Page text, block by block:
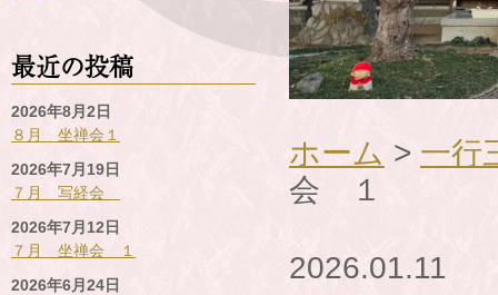
最近の投稿
８月 坐禅会１
2026年8月2日
７月 写経会
2026年7月19日
７月 坐禅会 １
2026年7月12日
2026年6月24日
ホーム > 一行
会 １
2026.01.11